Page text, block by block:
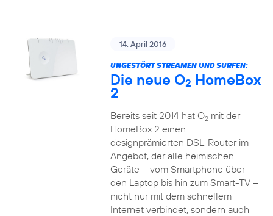
14. April 2016
UNGESTÖRT STREAMEN UND SURFEN:
Die neue O2 HomeBox
2
Bereits seit 2014 hat O2mit der
HomeBox 2 einen
designprämierten DSL-Router im
Angebot, der alle heimischen
Geräte – vom Smartphone über
den Laptop bis hin zum Smart-TV –
nicht nur mit dem schnellem
Internet verbindet, sondern auch